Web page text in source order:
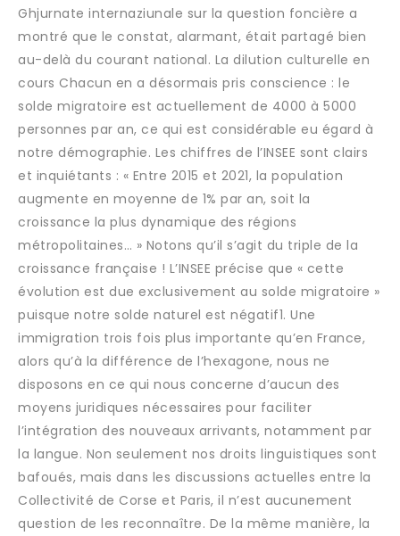
Ghjurnate internaziunale sur la question foncière a
montré que le constat, alarmant, était partagé bien
au-delà du courant national. La dilution culturelle en
cours Chacun en a désormais pris conscience : le
solde migratoire est actuellement de 4000 à 5000
personnes par an, ce qui est considérable eu égard à
notre démographie. Les chiffres de l’INSEE sont clairs
et inquiétants : « Entre 2015 et 2021, la population
augmente en moyenne de 1% par an, soit la
croissance la plus dynamique des régions
métropolitaines… » Notons qu’il s’agit du triple de la
croissance française ! L’INSEE précise que « cette
évolution est due exclusivement au solde migratoire »
puisque notre solde naturel est négatif1. Une
immigration trois fois plus importante qu’en France,
alors qu’à la différence de l’hexagone, nous ne
disposons en ce qui nous concerne d’aucun des
moyens juridiques nécessaires pour faciliter
l’intégration des nouveaux arrivants, notamment par
la langue. Non seulement nos droits linguistiques sont
bafoués, mais dans les discussions actuelles entre la
Collectivité de Corse et Paris, il n’est aucunement
question de les reconnaître. De la même manière, la